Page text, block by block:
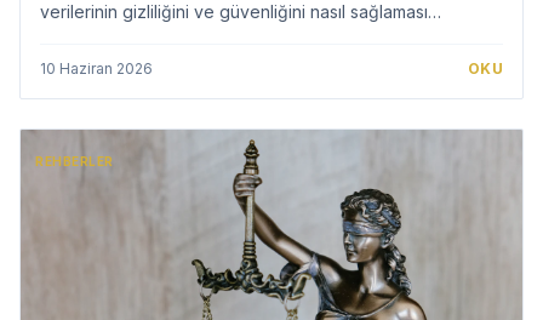
verilerinin gizliliğini ve güvenliğini nasıl sağlaması
işleme ilkeleri çerçevesinde yapay…
10 Haziran 2026 OKU
REHBERLER